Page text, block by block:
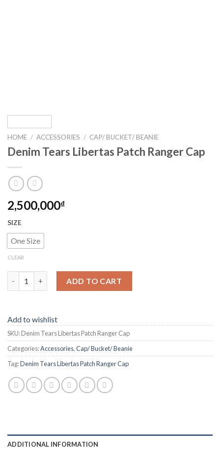
HOME / ACCESSORIES / CAP/ BUCKET/ BEANIE
Denim Tears Libertas Patch Ranger Cap
2,500,000₫
SIZE
One Size
CLEAR
ADD TO CART
Add to wishlist
SKU:Denim Tears Libertas Patch Ranger Cap
Categories:Accessories,Cap/ Bucket/ Beanie
Tag:Denim Tears Libertas Patch Ranger Cap
ADDITIONAL INFORMATION